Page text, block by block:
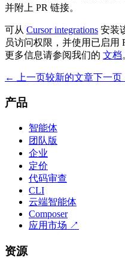
并附上 PR 链接。
可从 Cursor integrations 安装
员访问权限，并使用已启用
更多信息请参阅我们的 文档
← 上一页较新的文章下一
产品
智能体
团队版
企业
定价
代码审查
CLI
云端智能体
Composer
应用市场 ↗
资源